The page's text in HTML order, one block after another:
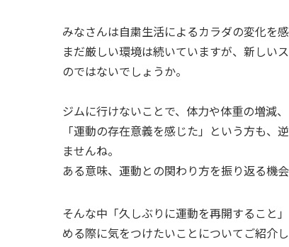
みなさんは自粛生活によるカラダの変化を
まだ厳しい環境は続いていますが、新しい
のではないでしょうか。
ジムに行けないことで、体力や体重の増減
「運動の存在意義を感じた」という方も
ませんね。
ある意味、運動との関わり方を振り返る機
そんな中「久しぶりに運動を再開すること
める際に気をつけたいことについてご紹介し